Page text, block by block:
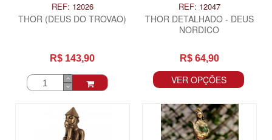
REF: 12026
THOR (DEUS DO TROVAO)
R$ 143,90
REF: 12047
THOR DETALHADO - DEUS
NORDICO
R$ 64,90
VER OPÇÕES